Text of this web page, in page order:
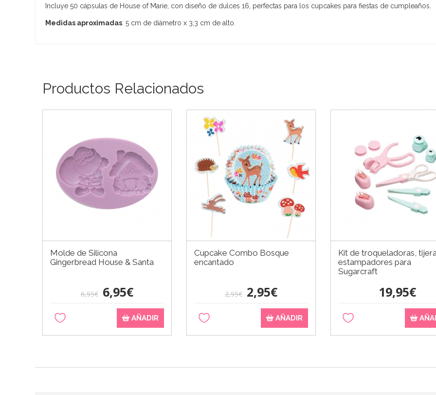
Incluye 50 cápsulas de House of Marie, con diseño de dulces 16, perfectas para los cupcakes para fiestas de cumpleaños.
Medidas aproximadas: 5 cm de diámetro x 3,3 cm de alto.
Productos Relacionados
Molde de Silicona
Gingerbread House & Santa
6,95€ 6,95€
AÑADIR
Cupcake Combo Bosque
encantado
2,95€ 2,95€
AÑADIR
Kit de troqueladoras,
estampadores para
Sugarcraft
19,95€